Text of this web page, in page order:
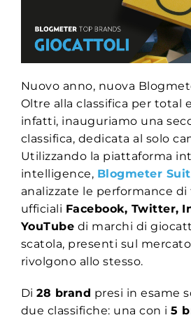
Nuovo anno, nuova
Oltre alla classifica per total
infatti, inauguriamo una
classifica, dedicata al solo
Utilizzando la piattaforma
intelligence, Blogmeter
analizzate le performance
ufficiali Facebook, Twitter,
YouTube di marchi di
scatola, presenti sul
rivolgono allo stesso.
Di28 brand presi in esame
due classifiche: una con i5